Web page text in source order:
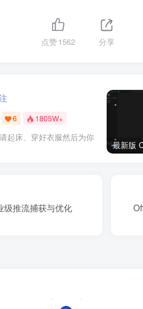
点赞1562 分享
6 1805W+
起床、穿好衣服然后为你
级推流捕获与优化